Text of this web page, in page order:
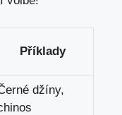
Příklady
džíny,